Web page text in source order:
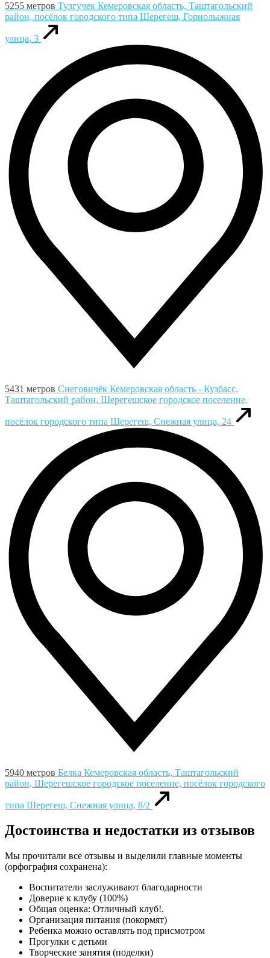
5255 метров Тулгучек Кемеровская область, Таштагольский
район, посёлок городского типа Шерегеш, Горнолыжная
улица, 3
5431 метров Снеговичёк Кемеровская область - Кузбасс,
Таштагольский район, Шерегешское городское поселение,
посёлок городского типа Шерегеш, Снежная улица, 24
5940 метров Белка Кемеровская область, Таштагольский
район, Шерегешское городское поселение, посёлок городского
типа Шерегеш, Снежная улица, 8/2
Достоинства и недостатки из отзывов
Мы прочитали все отзывы и выделили главные моменты
(орфография сохранена):
Воспитатели заслуживают благодарности
Доверие к клубу (100%)
Общая оценка: Отличный клуб!.
Организация питания (покормят)
Ребенка можно оставлять под присмотром
Прогулки с детьми
Творческие занятия (поделки)